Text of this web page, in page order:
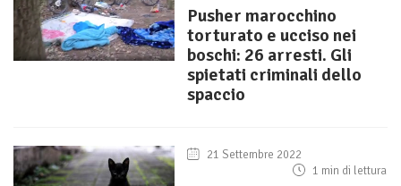
Pusher marocchino
torturato e ucciso nei
boschi: 26 arresti. Gli
spietati criminali dello
spaccio
21 Settembre 2022
1 min di lettura